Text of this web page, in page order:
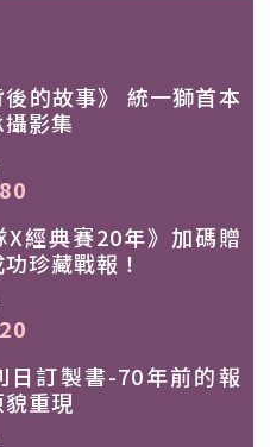
後的故事》 統一獅首本
影集
X經典賽20年》加碼贈
珍藏戰報！
日訂製書-70年前的報
重現